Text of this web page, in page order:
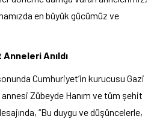
en büyük gücümüz ve
Anıldı
Cumhuriyet’in kurucusu Gazi
Zübeyde Hanım ve tüm şehit
“Bu duygu ve düşüncelerle,